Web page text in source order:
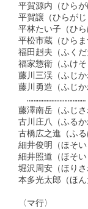
平賀源内（ひら
平賀譲（ひらが
平林たい子（ひ
平松市蔵（ひら
福田赳夫（ふく
福家惣衛（ふけ
藤川三渓（ふじ
藤川勇造（ふじ
………………………………
藤澤南岳（ふじ
古川庄八（ふる
古橋広之進（ふ
細井俊明（ほそ
細井照道（ほそ
堀沢周安（ほり
本多光太郎（ほ
〈マ行〉